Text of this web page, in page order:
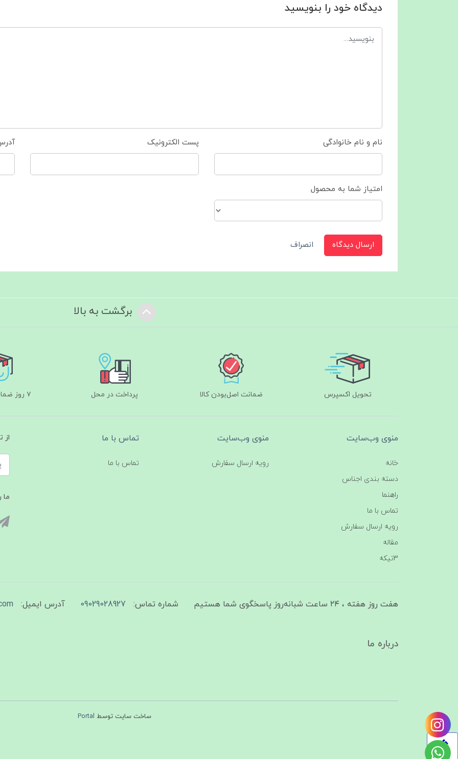
دیدگاه خود را بنویسید
نام و نام خانوادگی پست الکترونیک
امتیاز شما به محصول
ارسال دیدگاه انصراف
برگشت به بالا
تحویل اکسپرس ضمانت اصل‌بودن کالا پرداخت در محل ۷ روز ضمانت بازگشت
منوی وب‌سایت
خانه
دسته بندی اجناس
راهنما
تماس با ما
رویه ارسال سفارش
مقاله
3تیکه
منوی وب‌سایت
رویه ارسال سفارش
تماس با ما
تماس با ما
از
ما
هفت روز هفته ، ۲۴ ساعت شبانه‌روز پاسخگوی شما هستیم شماره تماس: 09029028927 آدرس ایمیل:
درباره ما
ساخت سایت توسط Portal